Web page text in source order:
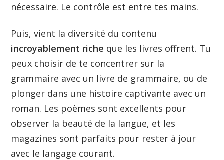
nécessaire. Le contrôle est entre tes mains.
Puis, vient la diversité du contenu
incroyablement riche que les livres offrent. Tu
peux choisir de te concentrer sur la
grammaire avec un livre de grammaire, ou de
plonger dans une histoire captivante avec un
roman. Les poèmes sont excellents pour
observer la beauté de la langue, et les
magazines sont parfaits pour rester à jour
avec le langage courant.